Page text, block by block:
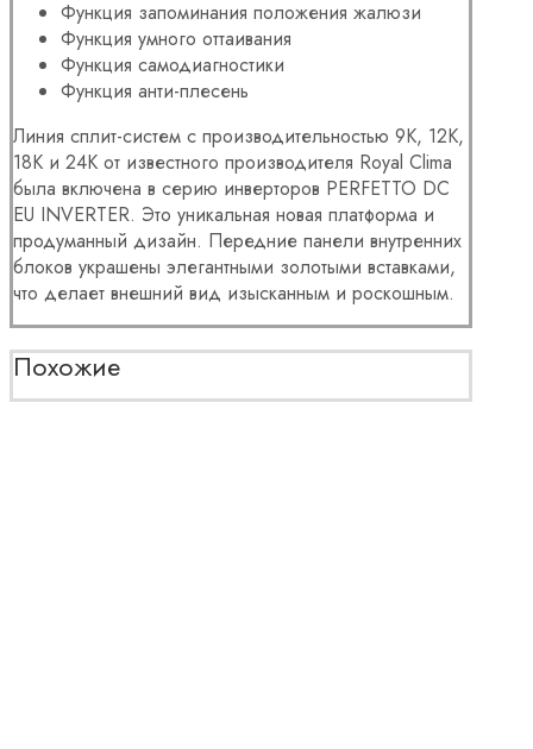
Функция запоминания положения жалюзи
Функция умного оттаивания
Функция самодиагностики
Функция анти-плесень
Линия сплит-систем с производительностью 9K, 12K,
18K и 24K от известного производителя Royal Clima
была включена в серию инверторов PERFETTO DC
EU INVERTER. Это уникальная новая платформа и
продуманный дизайн. Передние панели внутренних
блоков украшены элегантными золотыми вставками,
что делает внешний вид изысканным и роскошным.
Похожие